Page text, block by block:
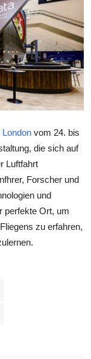
London vom 24. bis
die sich auf
Luftfahrt
Forscher und
und
perfekte Ort, um
zu erfahren,